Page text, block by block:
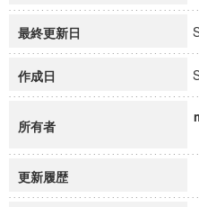
最終更新日
作成日
所有者
更新履歴